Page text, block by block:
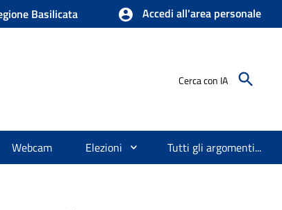
Basilicata Accedi all'area personale
Cerca con IA
Webcam Elezioni Tutti gli argomenti...